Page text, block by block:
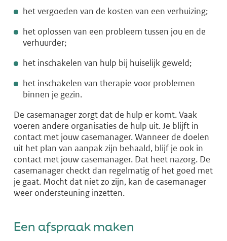
het vergoeden van de kosten van een verhuizing;
het oplossen van een probleem tussen jou en de
verhuurder;
het inschakelen van hulp bij huiselijk geweld;
het inschakelen van therapie voor problemen
binnen je gezin.
De casemanager zorgt dat de hulp er komt. Vaak
voeren andere organisaties de hulp uit. Je blijft in
contact met jouw casemanager. Wanneer de doelen
uit het plan van aanpak zijn behaald, blijf je ook in
contact met jouw casemanager. Dat heet nazorg. De
casemanager checkt dan regelmatig of het goed met
je gaat. Mocht dat niet zo zijn, kan de casemanager
weer ondersteuning inzetten.
Een afspraak maken